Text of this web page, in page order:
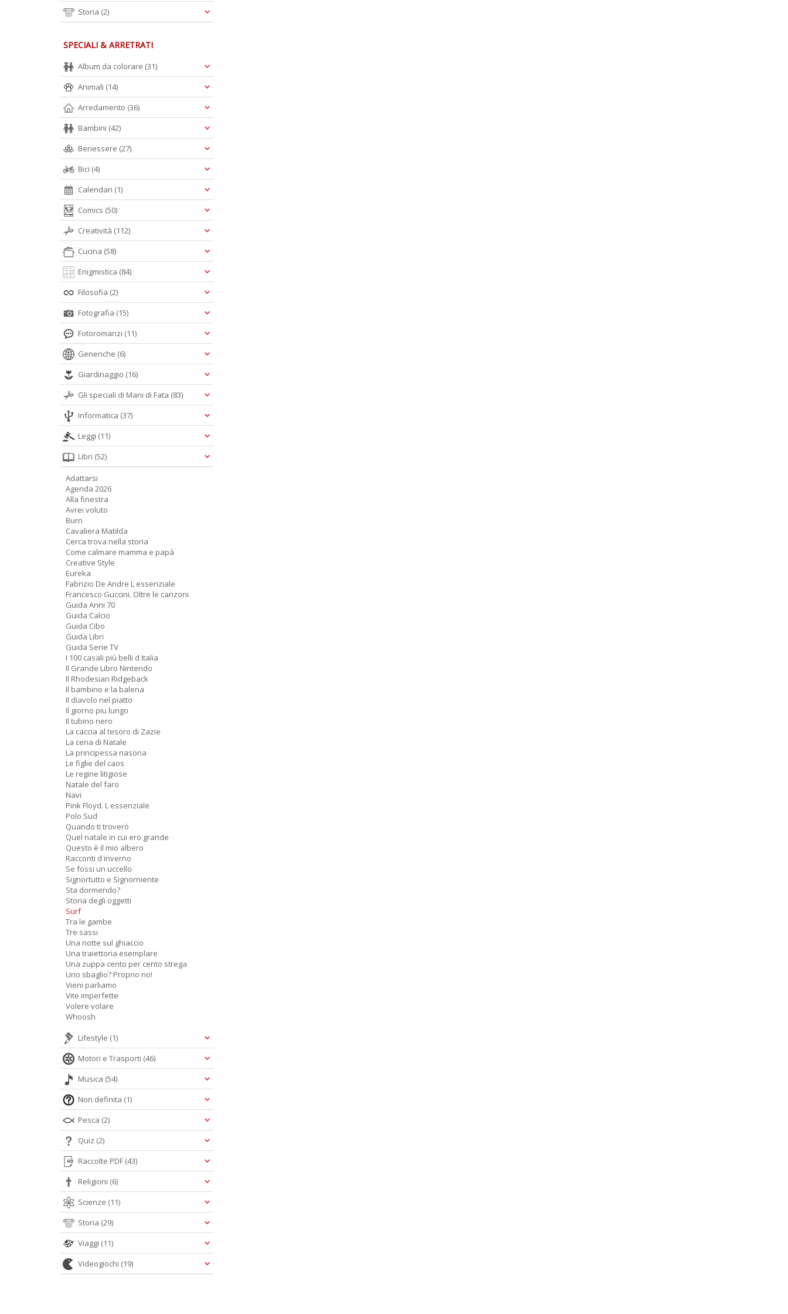
Storia (2)
SPECIALI & ARRETRATI
Album da colorare (31)
Animali (14)
Arredamento (36)
Bambini (42)
Benessere (27)
Bici (4)
Calendari (1)
Comics (50)
Creatività (112)
Cucina (58)
Enigmistica (84)
Filosofia (2)
Fotografia (15)
Fotoromanzi (11)
Generiche (6)
Giardinaggio (16)
Gli speciali di Mani di Fata (83)
Informatica (37)
Leggi (11)
Libri (52)
Adattarsi
Agenda 2026
Alla finestra
Avrei voluto
Burn
Cavaliera Matilda
Cerca trova nella storia
Come calmare mamma e papà
Creative Style
Eureka
Fabrizio De Andre L essenziale
Francesco Guccini. Oltre le canzoni
Guida Anni 70
Guida Calcio
Guida Cibo
Guida Libri
Guida Serie TV
I 100 casali più belli d Italia
Il Grande Libro Nintendo
Il Rhodesian Ridgeback
Il bambino e la balena
Il diavolo nel piatto
Il giorno piu lungo
Il tubino nero
La caccia al tesoro di Zazie
La cena di Natale
La principessa nasona
Le figlie del caos
Le regine litigiose
Natale del faro
Navi
Pink Floyd. L essenziale
Polo Sud
Quando ti troverò
Quel natale in cui ero grande
Questo è il mio albero
Racconti d inverno
Se fossi un uccello
Signortutto e Signorniente
Sta dormendo?
Storia degli oggetti
Surf
Tra le gambe
Tre sassi
Una notte sul ghiaccio
Una traiettoria esemplare
Una zuppa cento per cento strega
Uno sbaglio? Proprio no!
Vieni parliamo
Vite imperfette
Volere volare
Whoosh
Lifestyle (1)
Motori e Trasporti (46)
Musica (54)
Non definita (1)
Pesca (2)
Quiz (2)
Raccolte PDF (43)
Religioni (6)
Scienze (11)
Storia (29)
Viaggi (11)
Videogiochi (19)